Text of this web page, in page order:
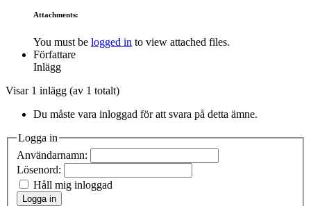
Attachments:
You must be logged in to view attached files.
Författare
Inlägg
Visar 1 inlägg (av 1 totalt)
Du måste vara inloggad för att svara på detta ämne.
Logga in
Användarnamn:
Lösenord:
Håll mig inloggad
Logga in